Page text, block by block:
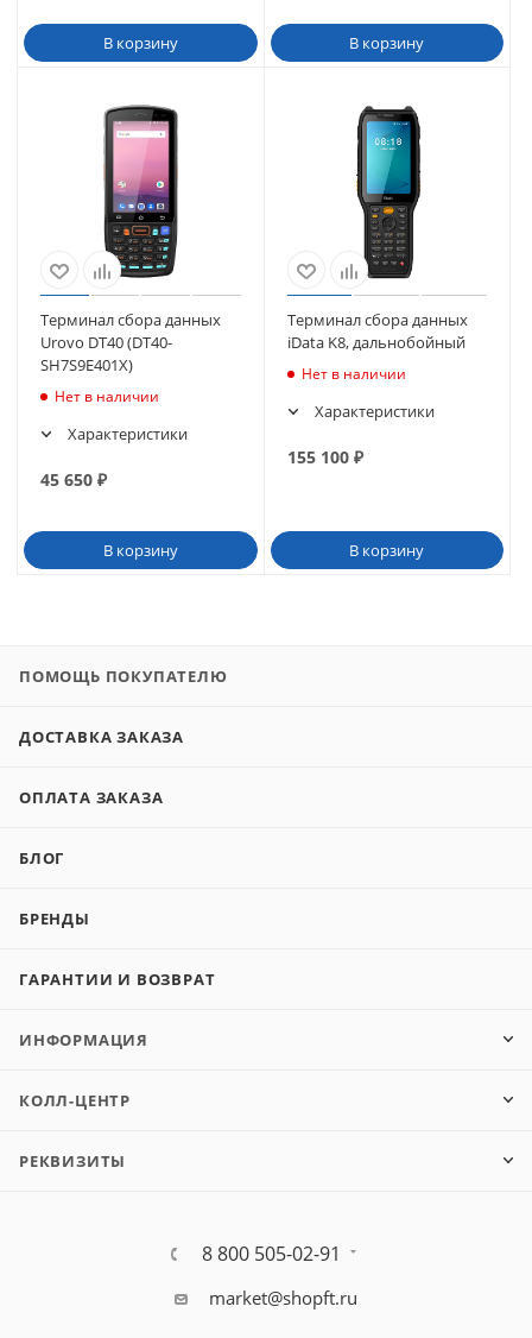
В корзину В корзину
Терминал сбора данных
Urovo DT40 (DT40-
SH7S9E401X)
Нет в наличии
Характеристики
45 650 ₽
В корзину
Терминал сбора данных
iData K8, дальнобойный
Нет в наличии
Характеристики
155 100₽
В корзину
ПОМОЩЬ ПОКУПАТЕЛЮ
ДОСТАВКА ЗАКАЗА
ОПЛАТА ЗАКАЗА
БЛОГ
БРЕНДЫ
ГАРАНТИИ И ВОЗВРАТ
ИНФОРМАЦИЯ
КОЛЛ-ЦЕНТР
РЕКВИЗИТЫ
8 800 505-02-91
market@shopft.ru